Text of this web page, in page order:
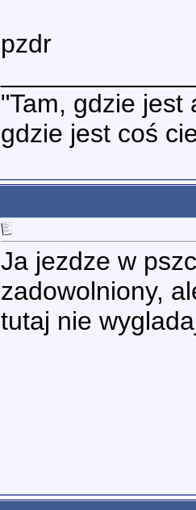
pzdr
"Tam, gdzie jest
gdzie jest coś
Ja jezdze w
zadowolniony,
tutaj nie